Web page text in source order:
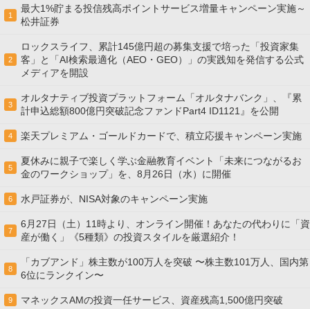
1
最大1%貯まる投信残高ポイントサービス増量キャンペーン実施～
松井証券
2
ロックスライフ、累計145億円超の募集支援で培った「投資家集
客」と「AI検索最適化（AEO・GEO）」の実践知を発信する公式
メディアを開設
3
オルタナティブ投資プラットフォーム「オルタナバンク」、『累
計申込総額800億円突破記念ファンドPart4 ID1121』を公開
4 楽天プレミアム・ゴールドカードで、積立応援キャンペーン実施
5
夏休みに親子で楽しく学ぶ金融教育イベント「未来につながるお
金のワークショップ」を、8月26日（水）に開催
6 水戸証券が、NISA対象のキャンペーン実施
7
6月27日（土）11時より、オンライン開催！あなたの代わりに「資
産が働く」《5種類》の投資スタイルを厳選紹介！
8
「カブアンド」株主数が100万人を突破 〜株主数101万人、国内第
6位にランクイン〜
9 マネックスAMの投資一任サービス、資産残高1,500億円突破